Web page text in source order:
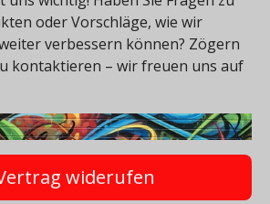
oder Vorschläge, wie wir
verbessern können? Zögern
kontaktieren – wir freuen uns auf
widerufen